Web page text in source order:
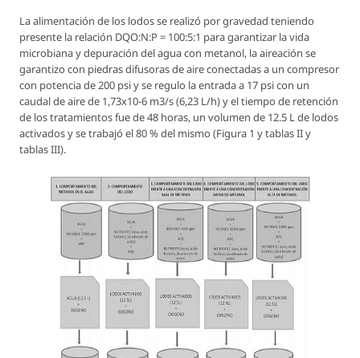
La alimentación de los lodos se realizó por gravedad teniendo
presente la relación DQO:N:P = 100:5:1 para garantizar la vida
microbiana y depuración del agua con metanol, la aireación se
garantizo con piedras difusoras de aire conectadas a un compresor
con potencia de 200 psi y se regulo la entrada a 17 psi con un
caudal de aire de 1,73x10-6 m3/s (6,23 L/h) y el tiempo de retención
de los tratamientos fue de 48 horas, un volumen de 12.5 L de lodos
activados y se trabajó el 80 % del mismo (Figura 1 y tablas II y
tablas III).